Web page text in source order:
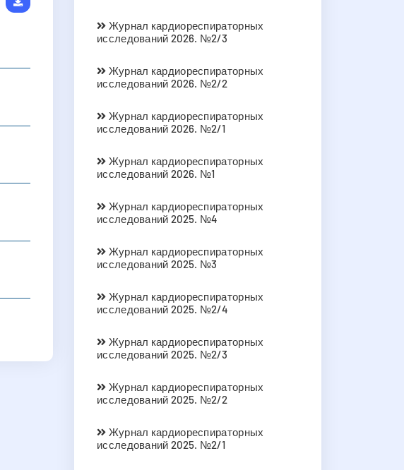
Журнал кардиореспираторных
исследований 2026. №2/3
Журнал кардиореспираторных
исследований 2026. №2/2
Журнал кардиореспираторных
исследований 2026. №2/1
Журнал кардиореспираторных
исследований 2026. №1
Журнал кардиореспираторных
исследований 2025. №4
Журнал кардиореспираторных
исследований 2025. №3
Журнал кардиореспираторных
исследований 2025. №2/4
Журнал кардиореспираторных
исследований 2025. №2/3
Журнал кардиореспираторных
исследований 2025. №2/2
Журнал кардиореспираторных
исследований 2025. №2/1